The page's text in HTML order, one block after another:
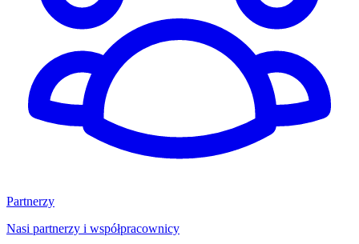
Partnerzy
Nasi partnerzy i współpracownicy